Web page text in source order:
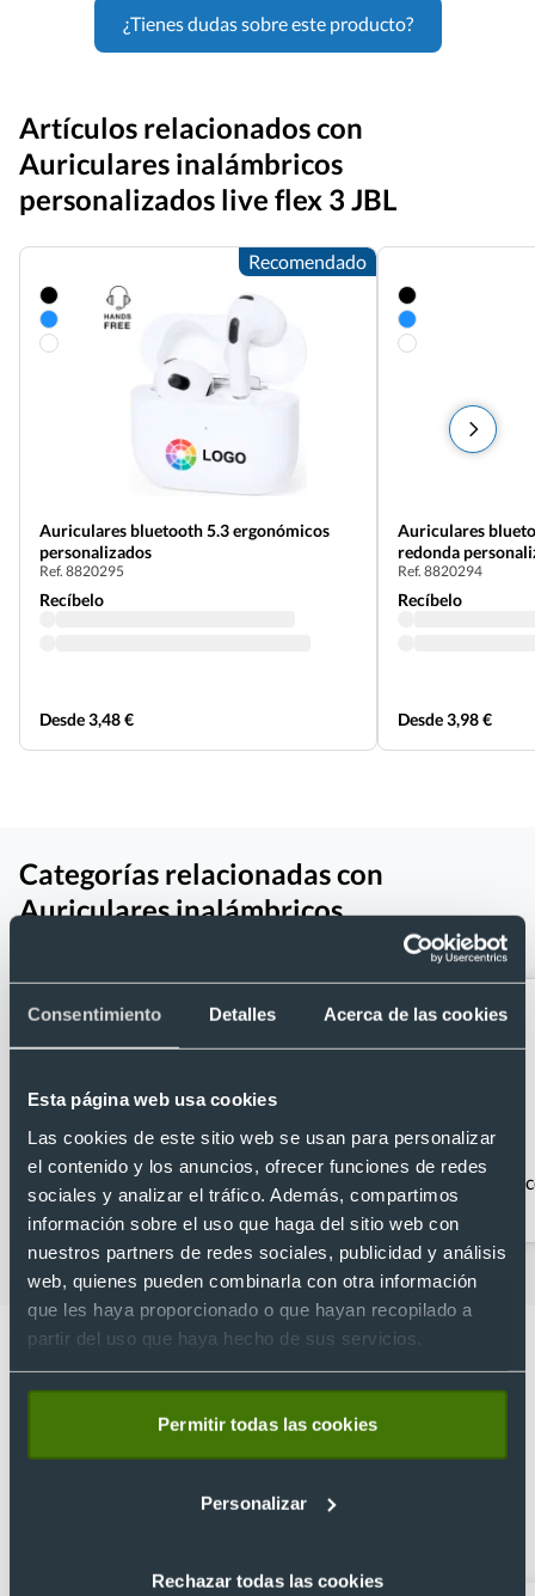
Consentimiento Detalles Acerca de las cookies
Esta página web usa cookies
Las cookies de este sitio web se usan para personalizar
el contenido y los anuncios, ofrecer funciones de redes
sociales y analizar el tráfico. Además, compartimos
información sobre el uso que haga del sitio web con
nuestros partners de redes sociales, publicidad y análisis
web, quienes pueden combinarla con otra información
que les haya proporcionado o que hayan recopilado a
partir del uso que haya hecho de sus servicios.
Permitir todas las cookies
Personalizar
Rechazar todas las cookies
¿Tienes dudas sobre este producto?
Artículos relacionados con
Auriculares inalámbricos
personalizados live flex 3 JBL
Recomendado
Auriculares bluetooth 5.3 ergonómicos
personalizados
Ref. 8820295
Recíbelo
Desde 3,48 €
Auriculares
redonda
Ref. 8820294
Recíbelo
Desde 3,98 €
Categorías relacionadas con
Auriculares inalámbricos
Acc. Para móvil y tablet